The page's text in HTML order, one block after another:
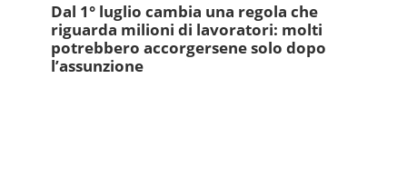
Dal 1° luglio cambia una regola che
riguarda milioni di lavoratori: molti
potrebbero accorgersene solo dopo
l’assunzione